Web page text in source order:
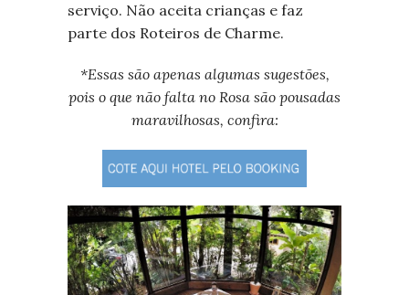
serviço. Não aceita crianças e faz
parte dos Roteiros de Charme.
*Essas são apenas algumas sugestões,
pois o que não falta no Rosa são pousadas
maravilhosas, confira: